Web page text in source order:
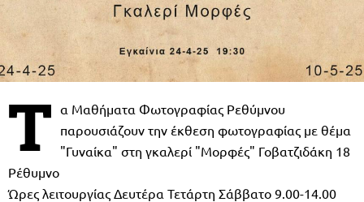
T α Μαθήματα Φωτογραφίας Ρεθύμνου
παρουσιάζουν την έκθεση φωτογραφίας με θέμα
"Γυναίκα" στη γκαλερί "Μορφές" Γοβατζιδάκη 18
Ρέθυμνο
Ώρες λειτουργίας Δευτέρα Τετάρτη Σάββατο 9.00-14.00